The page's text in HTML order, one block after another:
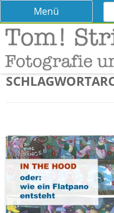
Tom!
Tipps und Tricks und
Menü
Skip
content